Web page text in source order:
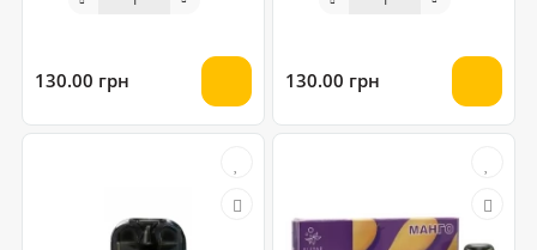
130.00 грн 130.00 грн